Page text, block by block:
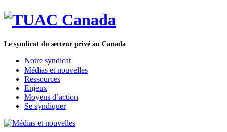
Le syndicat du secteur privé au Canada
Notre syndicat
Médias et nouvelles
Ressources
Enjeux
Moyens d’action
Se syndiquer